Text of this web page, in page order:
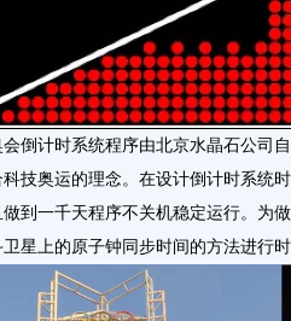
倒计时系统程序由北京水晶石公司
技奥运的理念。在设计倒计时系统
到一千天程序不关机稳定运行。为
星上的原子钟同步时间的方法进行